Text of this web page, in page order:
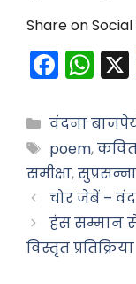
Share on
F
a
c
e
b
o
o
k
W
h
a
ts
A
p
p
Categories
वंदना
Tags
poem,
समीक्षा,
चोर जेबें –
हंस सम्मान
विस्तृत प्रतिक्रिया